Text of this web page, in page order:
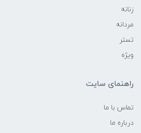
زنانه
مردانه
تستر
ویژه
راهنمای سایت
تماس با ما
درباره ما